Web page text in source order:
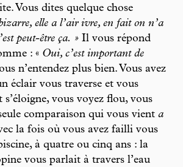
Vous dites quelque chose
elle a l’air ivre, en fait on n’a
peut-être ça. » Il vous répond
: « Oui, c’est important de
n’entendez plus bien. Vous avez
éclair vous traverse et vous
vous voyez flou, vous
comparaison qui vous vient a
la fois où vous avez failli vous
à quatre ou cinq ans : la
vous parlait à travers l’eau